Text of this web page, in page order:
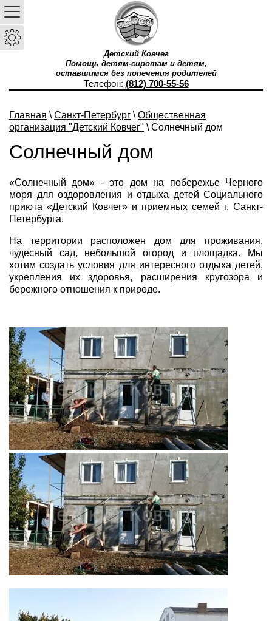
Детский Ковчег
Помощь детям-сиротам и детям,
оставшимся без попечения родителей
Телефон: (812) 700-55-56
Главная \ Санкт-Петербург \ Общественная
организация "Детский Ковчег" \ Солнечный дом
Солнечный дом
«Солнечный дом» - это дом на побережье Черного
моря для оздоровления и отдыха детей Социального
приюта «Детский Ковчег» и приемных семей г. Санкт-
Петербурга.
На территории расположен дом для проживания,
чудесный сад, небольшой огород и площадка. Мы
хотим создать условия для интересного отдыха детей,
укрепления их здоровья, расширения кругозора и
бережного отношения к природе.